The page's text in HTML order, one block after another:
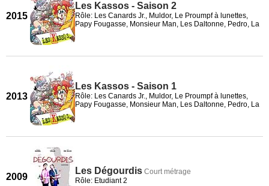
2015
Les Kassos - Saison 2
Rôle: Les Canards Jr., Muldor, Le Proumpf à lunettes,
Papy Fougasse, Monsieur Man, Les Daltonne, Pedro, La
2013
Les Kassos - Saison 1
Rôle: Les Canards Jr., Muldor, Le Proumpf à lunettes,
Papy Fougasse, Monsieur Man, Les Daltonne, Pedro, La
2009
Les Dégourdis Court métrage
Rôle: Etudiant 2